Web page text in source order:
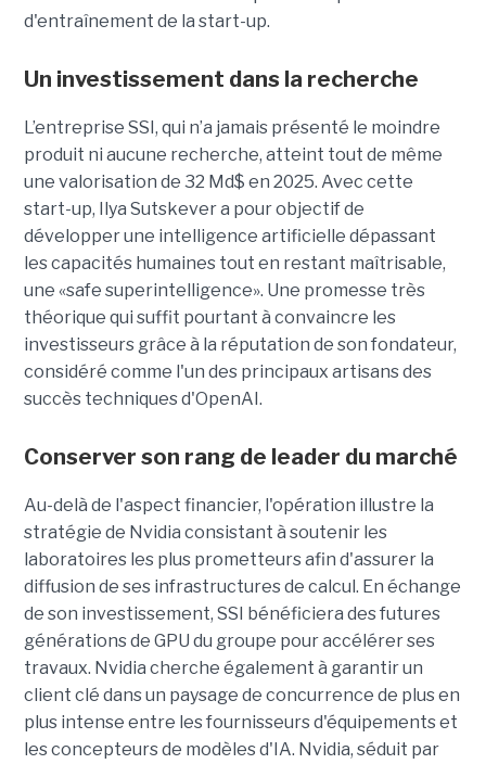
d'entraînement de la start-up.
Un investissement dans la recherche
L’entreprise SSI, qui n’a jamais présenté le moindre
produit ni aucune recherche, atteint tout de même
une valorisation de 32 Md$ en 2025. Avec cette
start-up, Ilya Sutskever a pour objectif de
développer une intelligence artificielle dépassant
les capacités humaines tout en restant maîtrisable,
une «safe superintelligence». Une promesse très
théorique qui suffit pourtant à convaincre les
investisseurs grâce à la réputation de son fondateur,
considéré comme l'un des principaux artisans des
succès techniques d'OpenAI.
Conserver son rang de leader du marché
Au-delà de l'aspect financier, l'opération illustre la
stratégie de Nvidia consistant à soutenir les
laboratoires les plus prometteurs afin d'assurer la
diffusion de ses infrastructures de calcul. En échange
de son investissement, SSI bénéficiera des futures
générations de GPU du groupe pour accélérer ses
travaux. Nvidia cherche également à garantir un
client clé dans un paysage de concurrence de plus en
plus intense entre les fournisseurs d'équipements et
les concepteurs de modèles d'IA. Nvidia, séduit par